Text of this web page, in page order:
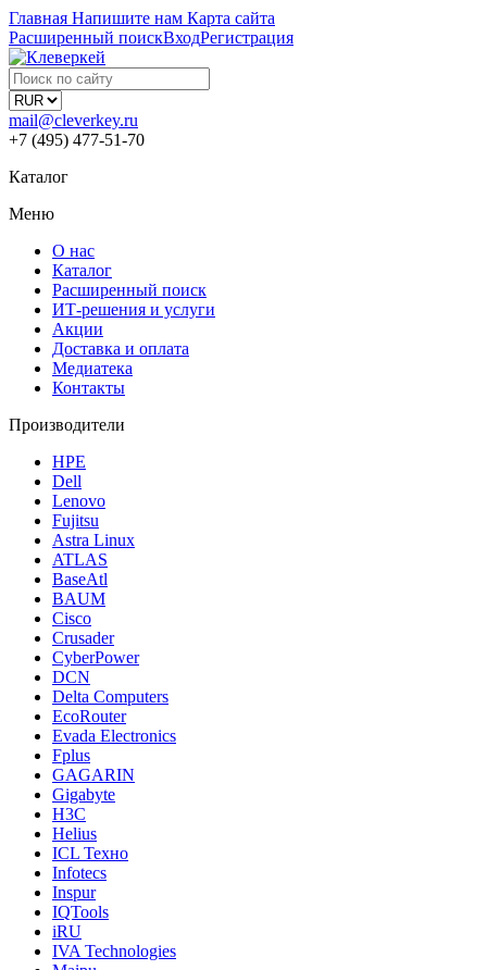
Главная Напишите нам Карта сайта
Расширенный поискВходРегистрация
mail@cleverkey.ru
+7 (495) 477-51-70
Каталог
Меню
О нас
Каталог
Расширенный поиск
ИТ-решения и услуги
Акции
Доставка и оплата
Медиатека
Контакты
Производители
HPE
Dell
Lenovo
Fujitsu
Astra Linux
ATLAS
BaseAtl
BAUM
Cisco
Crusader
CyberPower
DCN
Delta Computers
EcoRouter
Evada Electronics
Fplus
GAGARIN
Gigabyte
H3C
Helius
ICL Техно
Infotecs
Inspur
IQTools
iRU
IVA Technologies